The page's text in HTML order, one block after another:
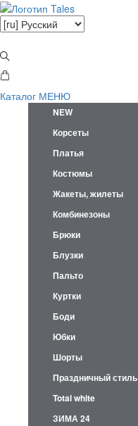
Каталог МЕНЮ
NEW
Корсеты
Платья
Костюмы
Жакеты, жилеты
Комбинезоны
Брюки
Блузки
Пальто
Куртки
Боди
Юбки
Шорты
Праздничный стиль
Total white
ЗИМА 24